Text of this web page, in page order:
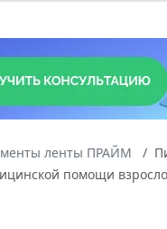
ленты ПРАЙМ
помощи